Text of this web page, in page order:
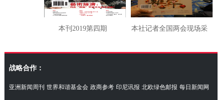
本刊2019第四期 本社记者全国两会现场采
访湖南代表团
战略合作：
亚洲新闻周刊 世界和谐基金会 政商参考 印尼讯报 北欧绿色邮报 每日新闻网